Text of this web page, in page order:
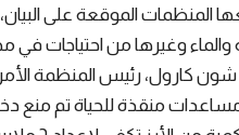
المنظمات الموقعة على
والماء وغيرها من احتياجات